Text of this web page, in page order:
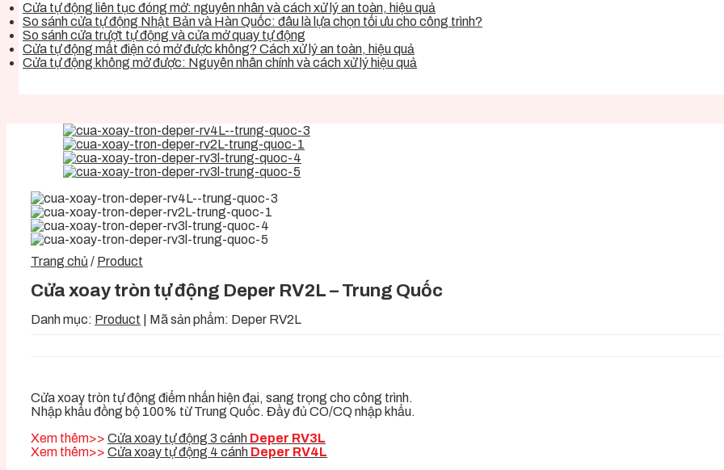
Cửa tự động liên tục đóng mở: nguyên nhân và cách xử lý an toàn, hiệu quả
So sánh cửa tự động Nhật Bản và Hàn Quốc: đâu là lựa chọn tối ưu cho công trình?
So sánh cửa trượt tự động và cửa mở quay tự động
Cửa tự động mất điện có mở được không? Cách xử lý an toàn, hiệu quả
Cửa tự động không mở được: Nguyên nhân chính và cách xử lý hiệu quả
Trang chủ / Product
Cửa xoay tròn tự động Deper RV2L – Trung Quốc
Danh mục: Product Mã sản phẩm: Deper RV2L
Cửa xoay tròn tự động điểm nhấn hiện đại, sang trọng cho công trình.
Nhập khẩu đồng bộ 100% từ Trung Quốc. Đầy đủ CO/CQ nhập khẩu.
Xem thêm>> Cửa xoay tự động 3 cánh Deper RV3L
Xem thêm>> Cửa xoay tự động 4 cánh Deper RV4L